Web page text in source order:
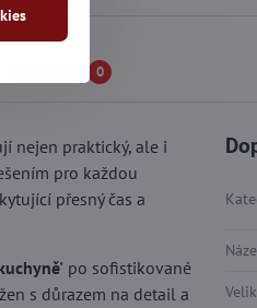
0
nejen praktický, ale i
pro každou
přesný čas a
po sofistikované
s důrazem na detail a